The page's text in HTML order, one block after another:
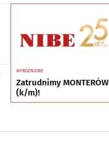
WYRÓŻNIONE
Zatrudnimy MONTERÓW
(k/m)!